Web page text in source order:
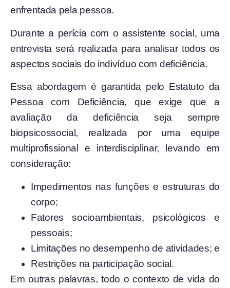
enfrentada pela pessoa.
Durante a perícia com o assistente social, uma
entrevista será realizada para analisar todos os
aspectos sociais do indivíduo com deficiência.
Essa abordagem é garantida pelo Estatuto da
Pessoa com Deficiência, que exige que a
avaliação da deficiência seja sempre
biopsicossocial, realizada por uma equipe
multiprofissional e interdisciplinar, levando em
consideração:
Impedimentos nas funções e estruturas do
corpo;
Fatores socioambientais, psicológicos e
pessoais;
Limitações no desempenho de atividades; e
Restrições na participação social.
Em outras palavras, todo o contexto de vida do